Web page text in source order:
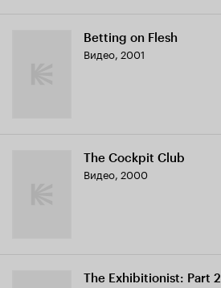
Betting on Flesh
Видео, 2001
The Cockpit Club
Видео, 2000
The Exhibitionist: Part 2